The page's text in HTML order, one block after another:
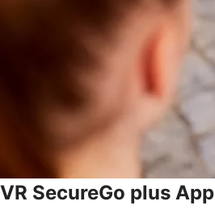
VR SecureGo plus App